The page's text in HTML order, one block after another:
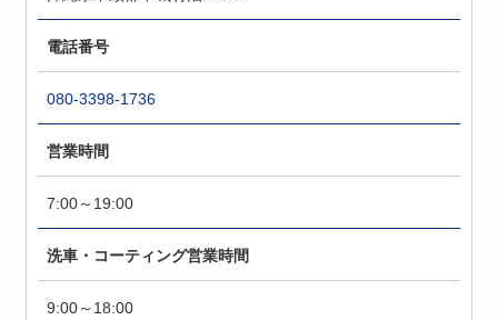
電話番号
080-3398-1736
営業時間
7:00～19:00
洗車・コーティング営業時間
9:00～18:00